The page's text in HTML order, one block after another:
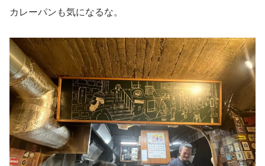
カレーパンも気になるな。